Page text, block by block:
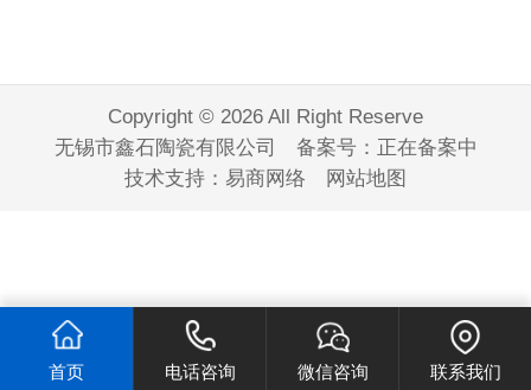
Copyright © 2026 All Right Reserve
无锡市鑫石陶瓷有限公司 备案号： 正在备案中
技术支持： 易商网络 网站地图
首页 电话咨询 微信咨询 联系我们